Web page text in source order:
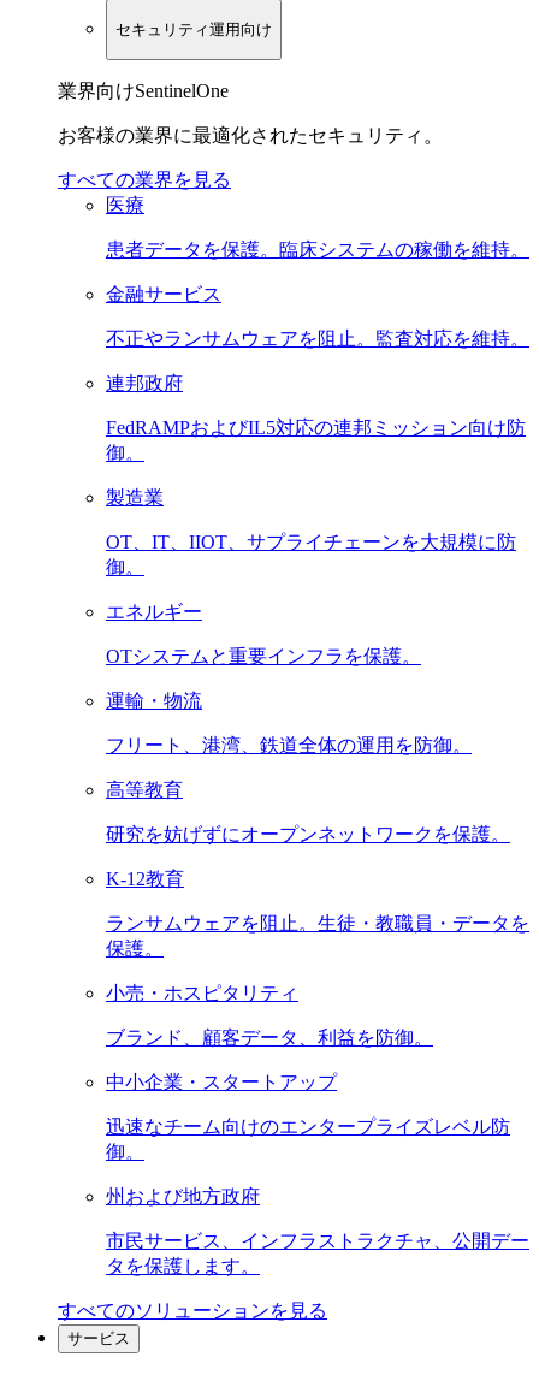
セキュリティ運用向け
業界向けSentinelOne
お客様の業界に最適化されたセキュリティ。
すべての業界を見る
医療
患者データを保護。臨床システムの稼働を維持。
金融サービス
不正やランサムウェアを阻止。監査対応を維持。
連邦政府
FedRAMPおよびIL5対応の連邦ミッション向け防
御。
製造業
OT、IT、IIOT、サプライチェーンを大規模に防
御。
エネルギー
OTシステムと重要インフラを保護。
運輸・物流
フリート、港湾、鉄道全体の運用を防御。
高等教育
研究を妨げずにオープンネットワークを保護。
K-12教育
ランサムウェアを阻止。生徒・教職員・データを
保護。
小売・ホスピタリティ
ブランド、顧客データ、利益を防御。
中小企業・スタートアップ
迅速なチーム向けのエンタープライズレベル防
御。
州および地方政府
市民サービス、インフラストラクチャ、公開デー
タを保護します。
すべてのソリューションを見る
サービス